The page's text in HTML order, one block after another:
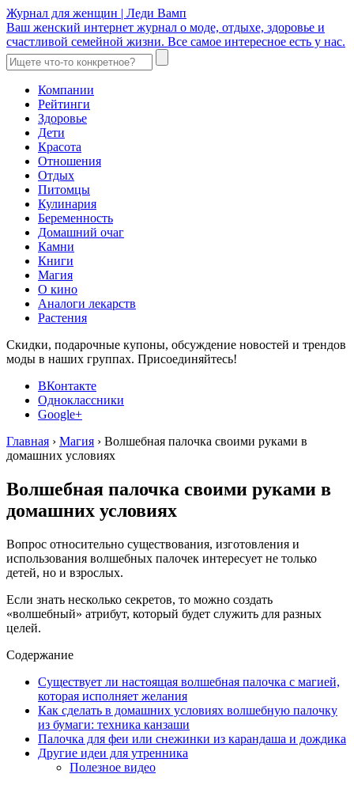
Журнал для женщин | Леди Вамп
Ваш женский интернет журнал о моде, отдыхе, здоровье и
счастливой семейной жизни. Все самое интересное есть у нас.
Компании
Рейтинги
Здоровье
Дети
Красота
Отношения
Отдых
Питомцы
Кулинария
Беременность
Домашний очаг
Камни
Книги
Магия
О кино
Аналоги лекарств
Растения
Скидки, подарочные купоны, обсуждение новостей и трендов
моды в наших группах. Присоединяйтесь!
ВКонтакте
Одноклассники
Google+
Главная › Магия › Волшебная палочка своими руками в
домашних условиях
Волшебная палочка своими руками в
домашних условиях
Вопрос относительно существования, изготовления и
использования волшебных палочек интересует не только
детей, но и взрослых.
Если знать несколько секретов, то можно создать
«волшебный» атрибут, который будет служить для разных
целей.
Содержание
Существует ли настоящая волшебная палочка с магией,
которая исполняет желания
Как сделать в домашних условиях волшебную палочку
из бумаги: техника канзаши
Палочка для феи или снежинки из карандаша и дождика
Другие идеи для утренника
Полезное видео